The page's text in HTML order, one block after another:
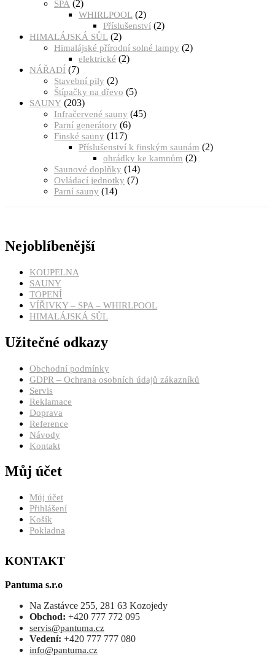
SPA (2)
WHIRLPOOL (2)
Příslušenství (2)
HIMALÁJSKÁ SŮL (2)
Himalájské přírodní solné lampy (2)
elektrické (2)
NÁŘADÍ (7)
Stavební pily (2)
Štípačky na dřevo (5)
SAUNY (203)
Infračervené sauny (45)
Parní generátory (6)
Finské sauny (117)
Příslušenství k finským saunám (2)
ohrádky ke kamnům (2)
Saunové doplňky (14)
Ovládací jednotky (7)
Parní sauny (14)
Nejoblíbenější
KOUPELNA
SAUNY
TOPENÍ
VÍŘIVKY – SPA – WHIRLPOOL
HIMALÁJSKÁ SŮL
Užitečné odkazy
Obchodní podmínky
GDPR – Ochrana osobních údajů zákazníků
Servis
Reklamace
Doprava
Reference
Návody
Kontakt
Můj účet
Můj účet
Přihlášení
Košík
Pokladna
KONTAKT
Pantuma s.r.o
Na Zastávce 255, 281 63 Kozojedy
Obchod: +420 777 772 095
servis@pantuma.cz
Vedení: +420 777 777 080
info@pantuma.cz